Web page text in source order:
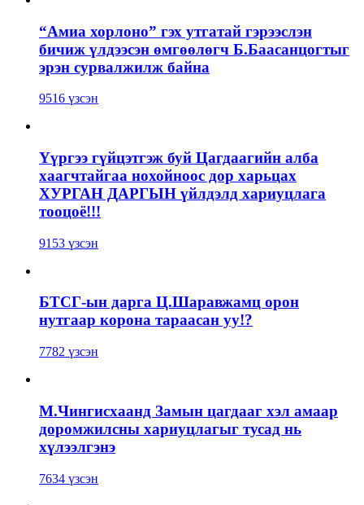
“Амиа хорлоно” гэх утгатай гэрээслэн
бичиж үлдээсэн өмгөөлөгч Б.Баасанцогтыг
эрэн сурвалжилж байна
9516 үзсэн
Үүргээ гүйцэтгэж буй Цагдаагийн алба
хаагчтайгаа нохойноос дор харьцах
ХУРГАН ДАРГЫН үйлдэлд хариуцлага
тооцоё!!!
9153 үзсэн
БТСГ-ын дарга Ц.Шаравжамц орон
нутгаар корона тараасан уу!?
7782 үзсэн
М.Чингисхаанд Замын цагдааг хэл амаар
доромжилсны хариуцлагыг тусад нь
хүлээлгэнэ
7634 үзсэн